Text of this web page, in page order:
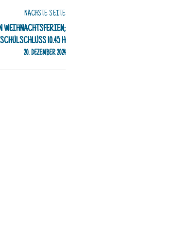
NÄCHSTE SEITE
WEIHNACHTSFERIEN;
SCHULSCHLUSS 10.45 H
20. DEZEMBER 2024